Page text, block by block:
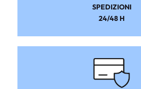
SPEDIZIONI
24/48 H